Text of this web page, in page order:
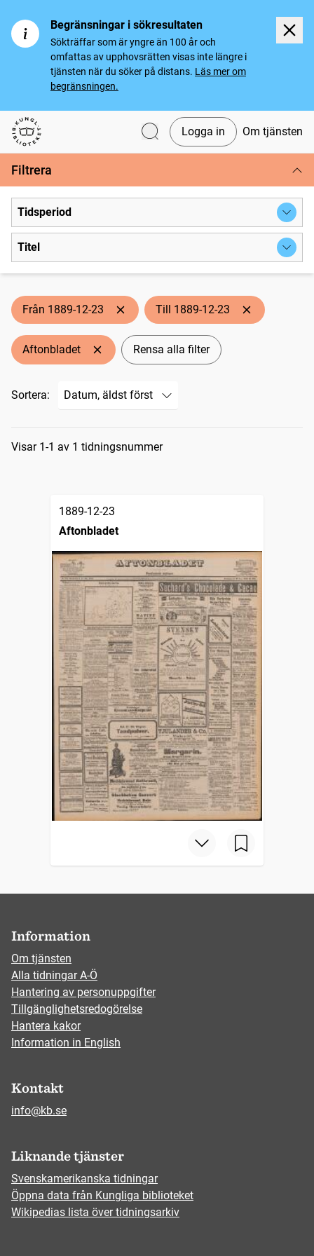
Begränsningar i sökresultaten
Sökträffar som är yngre än 100 år och
omfattas av upphovsrätten visas inte längre i
tjänsten när du söker på distans. Läs mer om
begränsningen.
Svenska tidningar
Logga in Om tjänsten
Filtrera
Tidsperiod
Titel
Från 1889-12-23 Till 1889-12-23
Aftonbladet Rensa alla filter
Sortera:
Sökresultat
Visar 1-1 av 1 tidningsnummer
1889-12-23
Aftonbladet
Information
Om tjänsten
Alla tidningar A-Ö
Hantering av personuppgifter
Tillgänglighetsredogörelse
Hantera kakor
Information in English
Kontakt
info@kb.se
Liknande tjänster
Svenskamerikanska tidningar
Öppna data från Kungliga biblioteket
Wikipedias lista över tidningsarkiv